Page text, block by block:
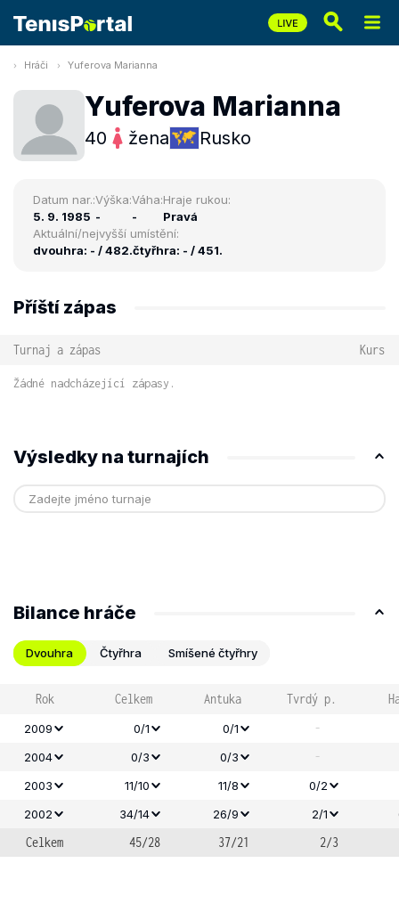
Hráči Yuferova Marianna
Yuferova Marianna
40 žena Rusko
Datum nar.:
5. 9. 1985
Výška:
-
Váha:
-
Hraje rukou:
Pravá
Aktuální/nejvyšší umístění:
dvouhra: - / 482.čtyřhra: - / 451.
Příští zápas
Turnaj a zápas Kurs
Žádné nadcházející zápasy.
Výsledky na turnajích
Bilance hráče
Dvouhra Čtyřhra Smíšené čtyřhry
Rok Celkem Antuka Tvrdý p.
2009 0/1 0/1 -
2004 0/3 0/3 -
2003 11/10 11/8
0/2
2002
34/14 26/9 2/1
Celkem 45/28 37/21 2/3